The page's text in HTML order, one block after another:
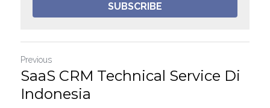
SUBSCRIBE
Previous
SaaS CRM Technical Service Di
Indonesia